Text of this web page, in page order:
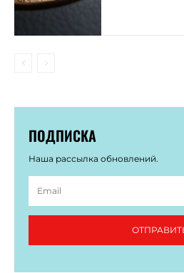
ПОДПИСКА
Наша рассылка обновлений.